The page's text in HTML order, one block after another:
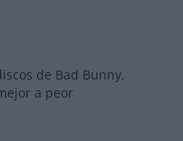
de Bad Bunny,
a peor